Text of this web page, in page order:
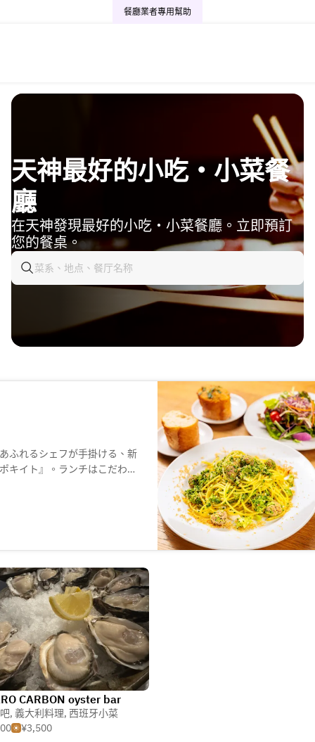
餐廳業者專用幫助
天神最好的小吃・小菜餐
廳
在天神發現最好的小吃・小菜餐廳。立即預訂
您的餐桌。
ふれるシェフが手掛ける、新
キイト』。ランチはこだわり
CARBON oyster bar
, 義大利料理, 西班牙小菜
¥3,500